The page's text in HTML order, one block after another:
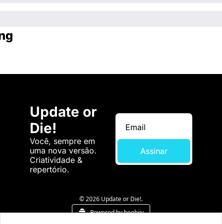
Update or
Die!
Você, sempre em
uma nova versão.
Criatividade &
repertório.
Assinar
© 2026 Update or Die!.
Powered by beehiiv